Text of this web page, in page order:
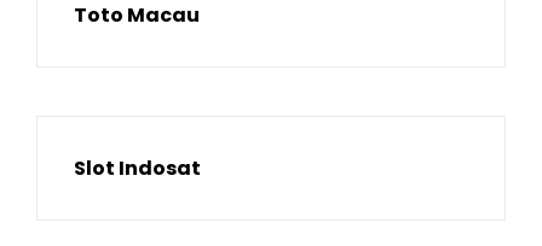
Toto Macau
Slot Indosat